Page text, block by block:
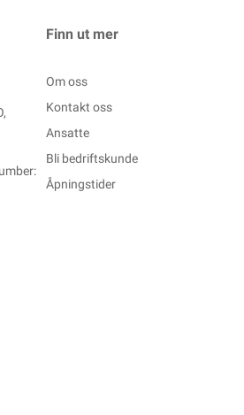
Finn ut mer
Om oss
Kontakt oss
Ansatte
Bli bedriftskunde
Åpningstider